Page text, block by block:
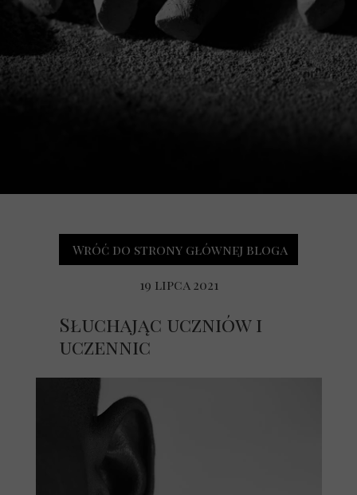
19 lipca 2021
Wróć do strony głównej bloga
Słuchając uczniów i
uczennic